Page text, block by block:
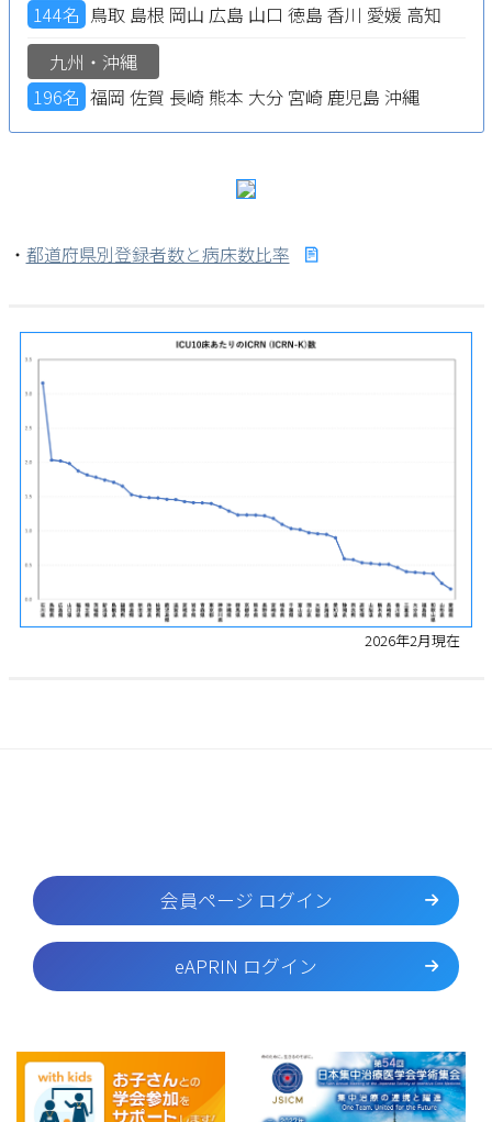
144名 鳥取 島根 岡山 広島 山口 徳島 香川 愛媛 高知
九州・沖縄
196名 福岡 佐賀 長崎 熊本 大分 宮崎 鹿児島 沖縄
・ 都道府県別登録者数と病床数比率
2026年2月現在
会員ページ ログイン
eAPRIN ログイン